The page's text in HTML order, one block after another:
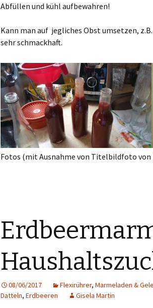
Abfüllen und kühl aufbewahren!
Kann man auf jegliches Obst umsetzen,
sehr schmackhaft.
Fotos (mit Ausnahme von Titelbildfoto von
08/06/2017 Flexirührer, Marmeladen &
Datteln, Erdbeeren Gisela Martin